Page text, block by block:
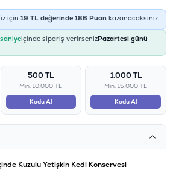
için 19 TL değerinde 186 Puan kazanacaksınız.
içinde sipariş verirsenizPazartesi günü
500 TL
Min: 10.000 TL
Kodu Al
1.000 TL
Min: 15.000 TL
Kodu Al
Kuzulu Yetişkin Kedi Konservesi